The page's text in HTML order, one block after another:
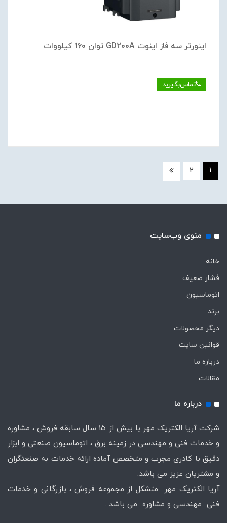
اینورتر سه فاز اینوت GD200A توان 160 کیلووات
تماس‌بگیرید
2
منوی وب‌سایت
خانه
فشار ضعیف
اتوماسیون
برند
دیگر محصولات
قوانین سایت
درباره ما
مقالات
درباره ما
شرکت آریا الکتریک مهر با بیش از 15 سال سابقه فروش ، مشاوره
و خدمات فنی و مهندسی در زمینه برق ، اتوماسیون صنعتی و ابزار
دقیق با کادری مجرب و متخصص آماده ارائه خدمات به صنعتگران
و مشتریان عزیز می باشد.
آریا الکتریک مهر متشکل از مجموعه فروش ، بازرگانی و خدمات
فنی مهندسی و مشاوره می باشد .